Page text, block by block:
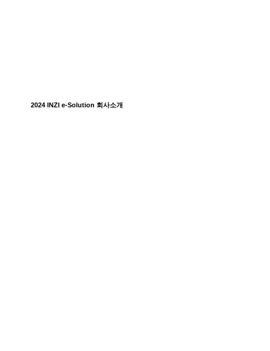
2024 INZI e-Solution 회사소개